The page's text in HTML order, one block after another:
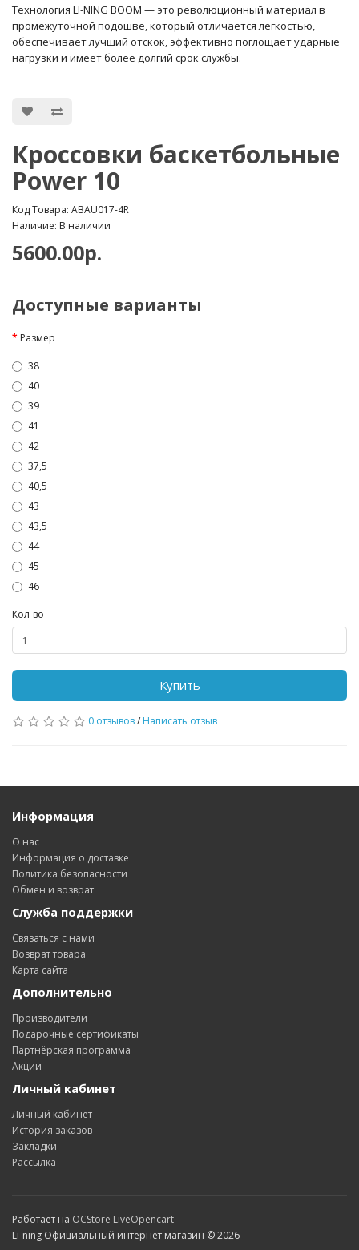
Технология LI-NING BOOM — это революционный материал в
промежуточной подошве, который отличается легкостью,
обеспечивает лучший отскок, эффективно поглощает ударные
нагрузки и имеет более долгий срок службы.
Кроссовки баскетбольные
Power 10
Код Товара: ABAU017-4R
Наличие: В наличии
5600.00р.
Доступные варианты
Размер
38
40
39
41
42
37,5
40,5
43
43,5
44
45
46
Кол-во
Купить
0 отзывов/ Написать отзыв
Информация
О нас
Информация о доставке
Политика безопасности
Обмен и возврат
Служба поддержки
Связаться с нами
Возврат товара
Карта сайта
Дополнительно
Производители
Подарочные сертификаты
Партнёрская программа
Акции
Личный кабинет
Личный кабинет
История заказов
Закладки
Рассылка
Работает на OCStore LiveOpencart
Li-ning Официальный интернет магазин © 2026